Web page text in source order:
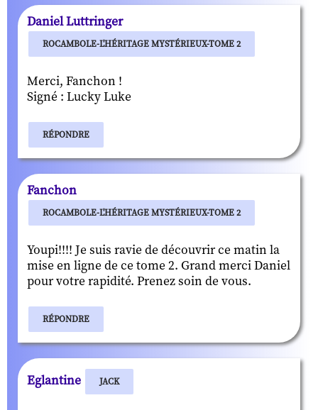
Daniel Luttringer
ROCAMBOLE-L'HÉRITAGE MYSTÉRIEUX-TOME 2
Merci, Fanchon !
Signé : Lucky Luke
RÉPONDRE
Fanchon
ROCAMBOLE-L'HÉRITAGE MYSTÉRIEUX-TOME 2
Youpi!!!! Je suis ravie de découvrir ce matin la
mise en ligne de ce tome 2. Grand merci Daniel
pour votre rapidité. Prenez soin de vous.
RÉPONDRE
Eglantine JACK